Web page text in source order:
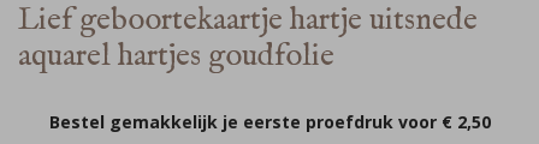
Lief geboortekaartje hartje uitsnede
aquarel hartjes goudfolie
Bestel gemakkelijk je eerste proefdruk voor € 2,50